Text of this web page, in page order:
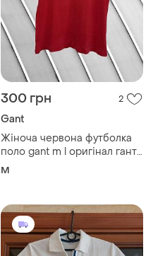
300 грн 2
Gant
Жіноча червона футболка
поло gant m l оригінал гант
бавовняна з комірцем
48
M